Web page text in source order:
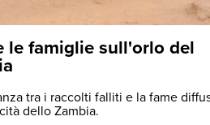
le famiglie sull'orlo del
tra i raccolti falliti e la fame
dello Zambia.